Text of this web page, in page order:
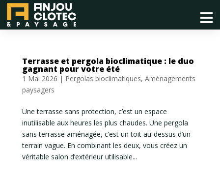
Terrasse et pergola bioclimatique : le duo
gagnant pour votre été
1 Mai 2026 | Pergolas bioclimatiques, Aménagements
paysagers
Une terrasse sans protection, c’est un espace
inutilisable aux heures les plus chaudes. Une pergola
sans terrasse aménagée, c’est un toit au-dessus d’un
terrain vague. En combinant les deux, vous créez un
véritable salon d’extérieur utilisable...